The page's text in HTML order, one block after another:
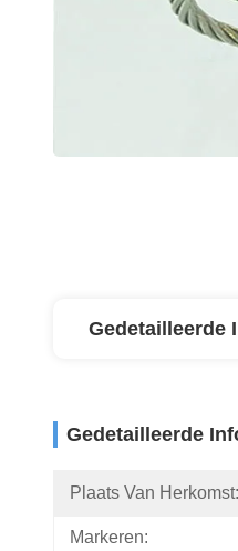
Gedetailleerde
Gedetailleerde
Plaats Van Herkomst:
Markeren: